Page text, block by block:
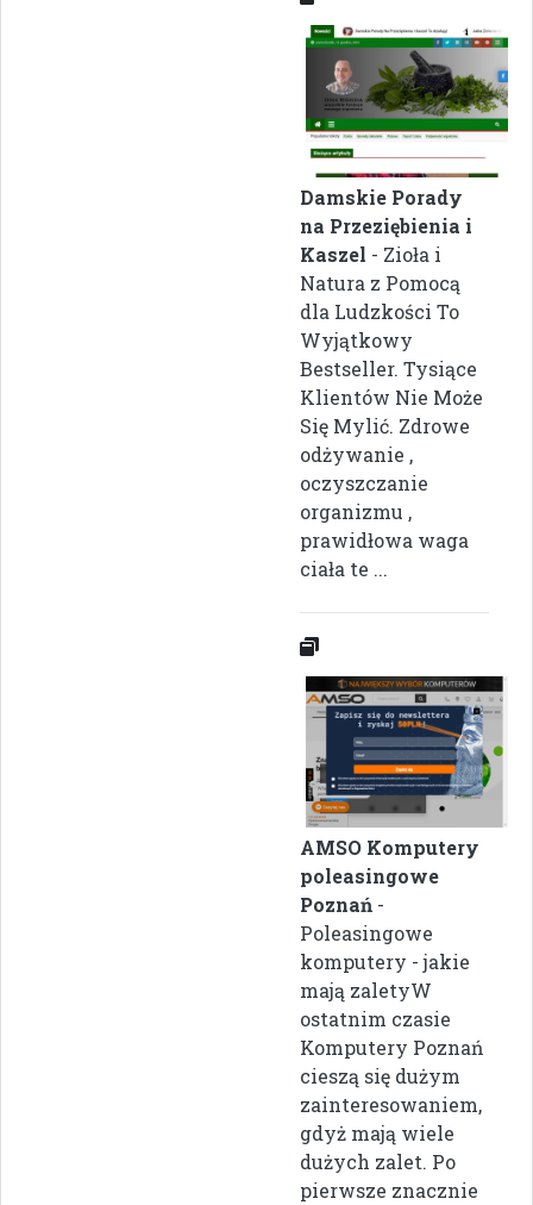
Damskie Porady
na Przeziębienia i
Kaszel - Zioła i
Natura z Pomocą
dla Ludzkości To
Wyjątkowy
Bestseller. Tysiące
Klientów Nie Może
Się Mylić. Zdrowe
odżywanie ,
oczyszczanie
organizmu ,
prawidłowa waga
ciała te ...
AMSO Komputery
poleasingowe
Poznań -
Poleasingowe
komputery - jakie
mają zaletyW
ostatnim czasie
Komputery Poznań
cieszą się dużym
zainteresowaniem,
gdyż mają wiele
dużych zalet. Po
pierwsze znacznie